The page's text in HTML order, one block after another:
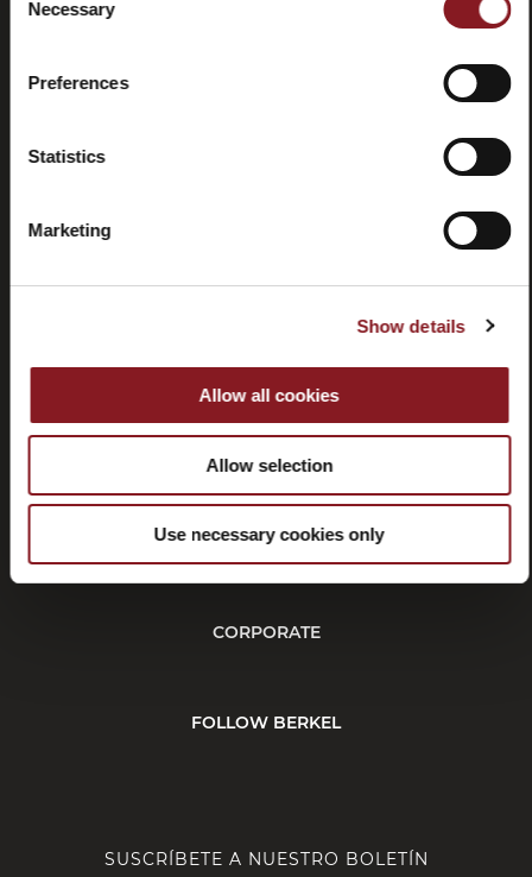
Selection
Necessary
Preferences
Statistics
Marketing
Show details
Allow all cookies
Allow selection
Use necessary cookies only
Rescisión
CUSTOMER SERVICE
CORPORATE
FOLLOW BERKEL
SUSCRÍBETE A NUESTRO BOLETÍN